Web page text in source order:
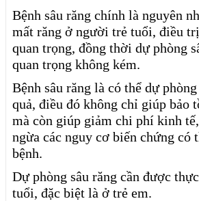
Bệnh sâu răng chính là nguyên
mất răng ở người trẻ tuổi, điều
quan trọng, đồng thời dự phòng
quan trọng không kém.
Bệnh sâu răng là có thể dự
quả, điều đó không chỉ giúp bảo
mà còn giúp giảm chi phí kinh
ngừa các nguy cơ biến chứng có
bệnh.
Dự phòng sâu răng cần được
tuổi, đặc biệt là ở trẻ em.